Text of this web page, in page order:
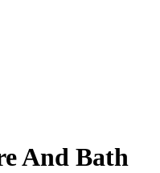
And Bath